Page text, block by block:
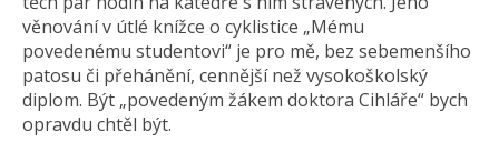
věnování v útlé knížce o cyklistice „Mému
povedenému studentovi“ je pro mě, bez sebemenšího
patosu či přehánění, cennější než vysokoškolský
diplom. Být „povedeným žákem doktora Cihláře“ bych
opravdu chtěl být.